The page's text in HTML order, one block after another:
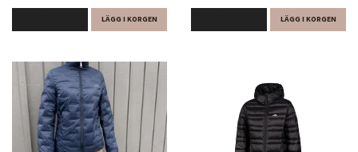
LÄGG I KORGEN LÄGG I KORGEN